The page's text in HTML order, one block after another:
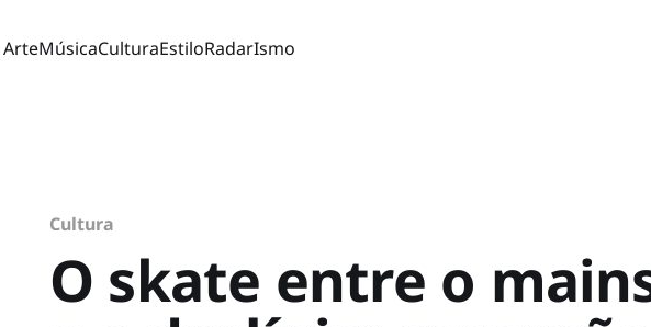
ArteMúsicaCulturaEstiloRadarIsmo
Cultura
O skate entre o